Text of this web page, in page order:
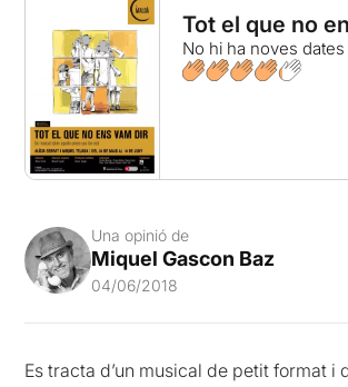
Tot el que no
No hi ha noves
Una opinió de
Miquel Gascon Baz
04/06/2018
Es tracta d’un musical de petit format i